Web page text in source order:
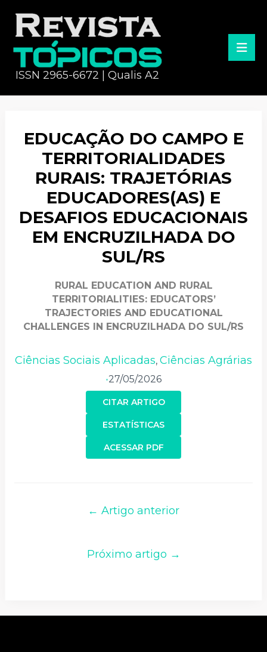
ISSN 2965-6672 | Qualis A2
EDUCAÇÃO DO CAMPO E
TERRITORIALIDADES
RURAIS: TRAJETÓRIAS
EDUCADORES(AS) E
DESAFIOS EDUCACIONAIS
EM ENCRUZILHADA DO
SUL/RS
RURAL EDUCATION AND RURAL
TERRITORIALITIES: EDUCATORS’
TRAJECTORIES AND EDUCATIONAL
CHALLENGES IN ENCRUZILHADA DO SUL/RS
Ciências Sociais Aplicadas, Ciências Agrárias
•27/05/2026
CITAR ARTIGO
ACESSAR PDF
ESTATÍSTICAS
← Artigo anterior
Próximo artigo →